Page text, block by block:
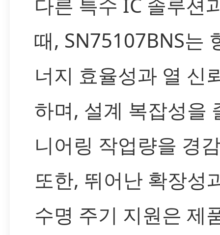
때, SN75107BNS는
너지 효율성과 열 신
하며, 설계 복잡성을
니어링 작업량을 경
또한, 뛰어난 확장성
수명 주기 지원은 제